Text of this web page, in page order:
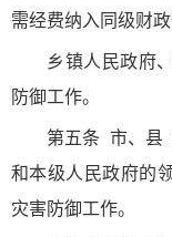
需经费纳入同级财政
乡镇人民政府
防御工作。
第五条 市、县
和本级人民政府的
灾害防御工作。